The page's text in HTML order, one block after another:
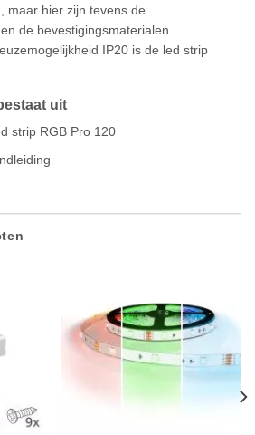
maar hier zijn tevens de
de bevestigingsmaterialen
IP20 is de led strip
uit
strip RGB Pro 120